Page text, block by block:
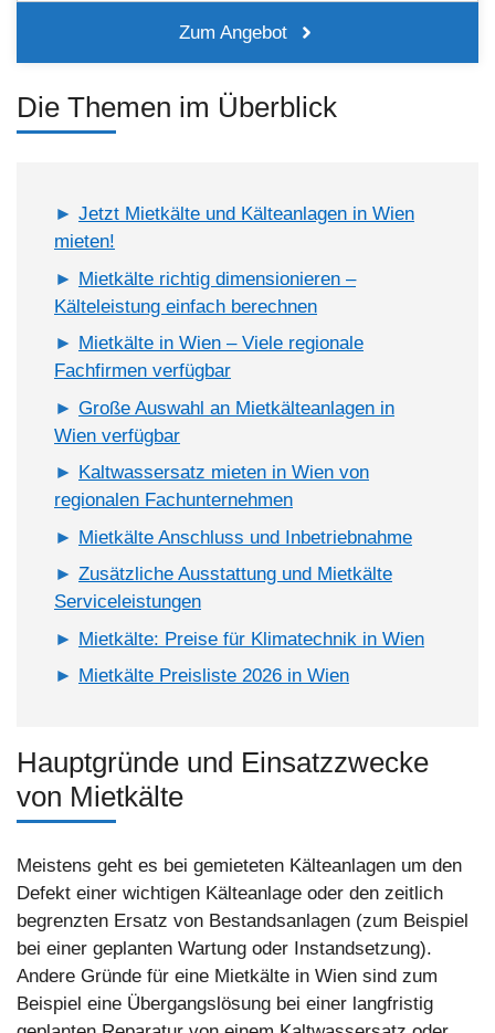
Zum Angebot
Die Themen im Überblick
Jetzt Mietkälte und Kälteanlagen in Wien
mieten!
Mietkälte richtig dimensionieren –
Kälteleistung einfach berechnen
Mietkälte in Wien – Viele regionale
Fachfirmen verfügbar
Große Auswahl an Mietkälteanlagen in
Wien verfügbar
Kaltwassersatz mieten in Wien von
regionalen Fachunternehmen
Mietkälte Anschluss und Inbetriebnahme
Zusätzliche Ausstattung und Mietkälte
Serviceleistungen
Mietkälte: Preise für Klimatechnik in Wien
Mietkälte Preisliste 2026 in Wien
Hauptgründe und Einsatzzwecke
von Mietkälte
Meistens geht es bei gemieteten Kälteanlagen um den
Defekt einer wichtigen Kälteanlage oder den zeitlich
begrenzten Ersatz von Bestandsanlagen (zum Beispiel
bei einer geplanten Wartung oder Instandsetzung).
Andere Gründe für eine Mietkälte in Wien sind zum
Beispiel eine Übergangslösung bei einer langfristig